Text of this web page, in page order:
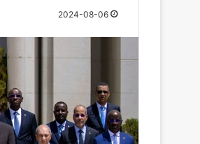
2024-08-06